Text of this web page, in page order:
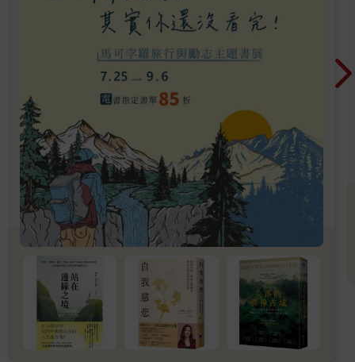
其實，我離開台灣前的最後一份工作很受公司重用，而且薪資也
達到了年輕時覺得不敢想像的水準，算是圓夢了。可是，對當時
生活和文化。不管結果是好或壞，我都想去看，去感受，去嘗
我一向認為外界和媒體報導的說法只能當作參考，除非親自參與
或是看到，否則不太會妄下定論，因為這世界上有太多不同立場
和聲音了。一件事情的好與壞，親身體驗都不一定準確，更何況
是聽別人說呢。我想透過長期在當地生活，獲得不一樣的人生體
驗。
在上海闖盪的近七年時間裡，我過著和在地人一樣的生活，可能
一大早跟通勤上班族們一起在車站擠地鐵，下午在法租界的百年
洋樓間漫步，晚上出現在從小就慕名的「精武門」故事發源地；
來到文學家魯迅的故居，或許轉個彎就是蔣家人住過的官邸，走
過的歷史舞臺靠得這麼近。
平常我會到菜市場買菜，鑽進知名巷弄裡的各式小店試吃，走進
弄堂、拆遷區域，跟一路上遇到的老闆、工人、司機、學生、老
人們閒聊，但我也會與買東西時插隊、在地鐵下車時不禮讓的陌
生人當場吵起架來，與溫暖有禮的服務員禮尚往來。疫情期間，